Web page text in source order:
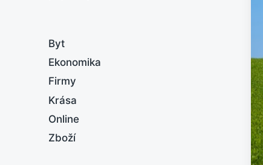
Byt
Ekonomika
Firmy
Krása
Online
Zboží